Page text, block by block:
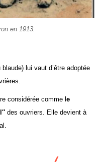
en 1913.
blaude) lui vaut d’être adoptée
considérée comme l e
des ouvriers. Elle devient à